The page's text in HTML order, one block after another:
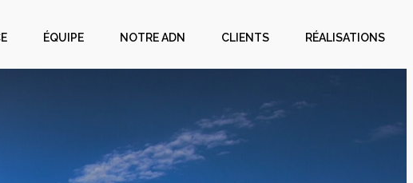
ÉQUIPE NOTRE ADN CLIENTS RÉALISATIONS